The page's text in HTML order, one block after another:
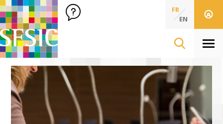
SFSIC Société Française des Sciences de l'Information & de
Société Française des Sciences
de l'Information
FR
EN